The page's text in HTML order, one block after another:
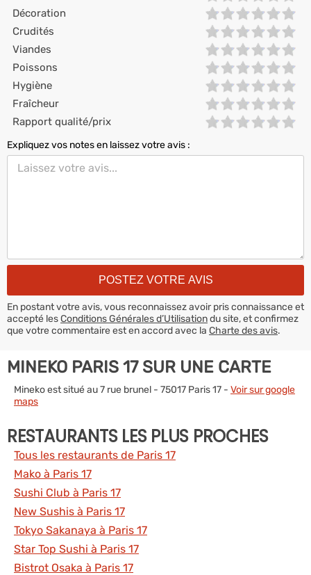
Décoration
Crudités
Viandes
Poissons
Hygiène
Fraîcheur
Rapport qualité/prix
Expliquez vos notes en laissez votre avis :
En postant votre avis, vous reconnaissez avoir pris connaissance et
accepté lesConditions Générales d’Utilisationdu site, et confirmez
que votre commentaire est en accord avec la Charte des avis.
MINEKO PARIS 17 SUR UNE CARTE
Mineko est situé au 7 rue brunel - 75017 Paris 17 - Voir sur google
maps
RESTAURANTS LES PLUS PROCHES
Tous les restaurants de Paris 17
Mako à Paris 17
Sushi Club à Paris 17
New Sushis à Paris 17
Tokyo Sakanaya à Paris 17
Star Top Sushi à Paris 17
Bistrot Osaka à Paris 17